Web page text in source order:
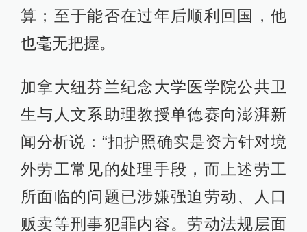
算；至于能否在过年后顺利回国，他
也毫无把握。
加拿大纽芬兰纪念大学医学院公共卫
生与人文系助理教授单德赛向澎湃新
闻分析说：“扣护照确实是资方针对境
外劳工常见的处理手段，而上述劳工
所面临的问题已涉嫌强迫劳动、人口
贩卖等刑事犯罪内容。劳动法规层面